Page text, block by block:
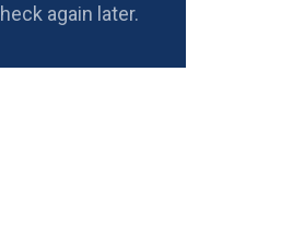
again later.